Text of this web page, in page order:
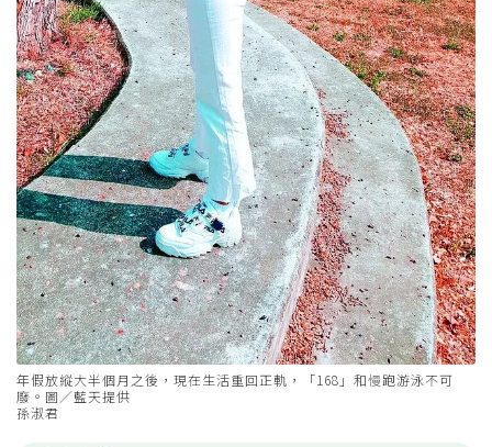
年假放縱大半個月之後，現在生活重回正軌，「168」和慢跑游泳不可
廢。圖／藍天提供
孫淑君